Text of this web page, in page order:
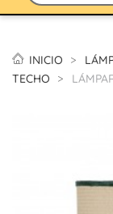
INICIO
TECHO